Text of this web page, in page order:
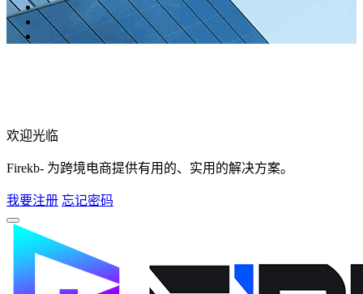
欢迎光临
Firekb- 为跨境电商提供有用的、实用的解决方案。
我要注册 忘记密码